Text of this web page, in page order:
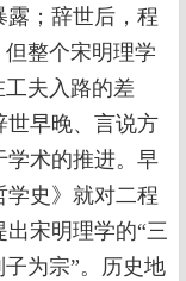
露；辞世后，程
但整个宋明理学
夫入路的差
世早晚、言说方
学术的推进。早
学史》就对二程
宋明理学的“三
为宗”。历史地